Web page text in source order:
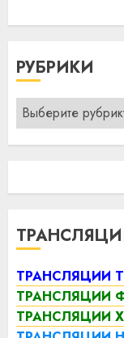
РУБРИКИ
Рубрики
ТРАНСЛЯЦИИ
ТРАНСЛЯЦИИ
ТРАНСЛЯЦИИ